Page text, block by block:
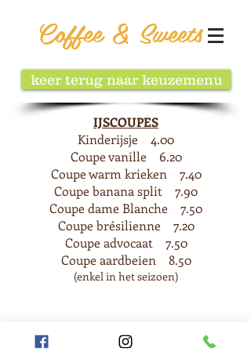
Coffee & Sweets
keer terug naar keuzemenu
IJSCOUPES
Kinderijsje 4.00
Coupe vanille 6.20
Coupe warm krieken 7.40
Coupe banana split 7.90
Coupe dame Blanche 7.50
Coupe brésilienne 7.20
Coupe advocaat 7.50
Coupe aardbeien 8.50
(enkel in het seizoen)